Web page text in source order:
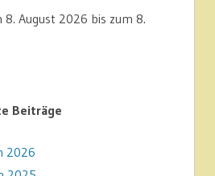
August 2026 bis zum 8.
Beiträge
2026